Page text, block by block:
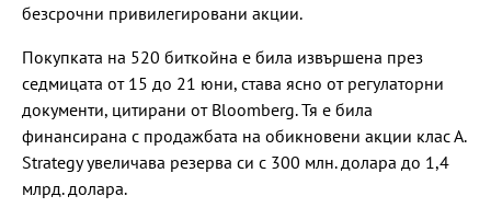
безсрочни привилегировани акции.
Покупката на 520 биткойна е била извършена през
седмицата от 15 до 21 юни, става ясно от регулаторни
документи, цитирани от Bloomberg. Тя е била
финансирана с продажбата на обикновени акции клас А.
Strategy увеличава резерва си с 300 млн. долара до 1,4
млрд. долара.